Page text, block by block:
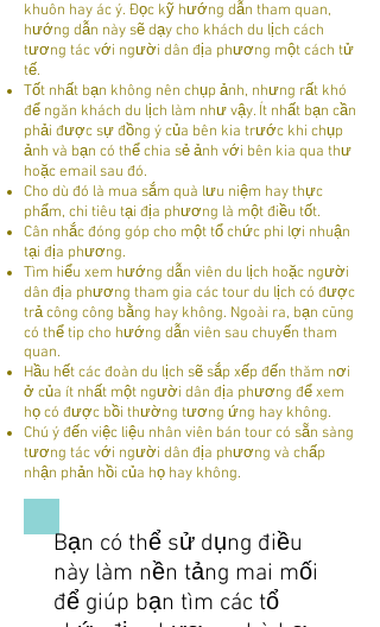
khuôn hay ác ý. Đọc kỹ hướng dẫn tham quan,
hướng dẫn này sẽ dạy cho khách du lịch cách
tương tác với người dân địa phương một cách tử
tế.
Tốt nhất bạn không nên chụp ảnh, nhưng rất khó
để ngăn khách du lịch làm như vậy. Ít nhất bạn cần
phải được sự đồng ý của bên kia trước khi chụp
ảnh và bạn có thể chia sẻ ảnh với bên kia qua thư
hoặc email sau đó.
Cho dù đó là mua sắm quà lưu niệm hay thực
phẩm, chi tiêu tại địa phương là một điều tốt.
Cân nhắc đóng góp cho một tổ chức phi lợi nhuận
tại địa phương.
Tìm hiểu xem hướng dẫn viên du lịch hoặc người
dân địa phương tham gia các tour du lịch có được
trả công công bằng hay không. Ngoài ra, bạn cũng
có thể tip cho hướng dẫn viên sau chuyến tham
quan.
Hầu hết các đoàn du lịch sẽ sắp xếp đến thăm nơi
ở của ít nhất một người dân địa phương để xem
họ có được bồi thường tương ứng hay không.
Chú ý đến việc liệu nhân viên bán tour có sẵn sàng
tương tác với người dân địa phương và chấp
nhận phản hồi của họ hay không.
Bạn có thể sử dụng điều
này làm nền tảng mai mối
để giúp bạn tìm các tổ